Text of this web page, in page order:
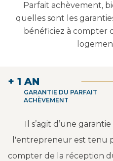
Parfait achèvement,
quelles sont les
bénéficiez à compter
+ 1 AN
GARANTIE DU PARFAIT
ACHÈVEMENT
Il s’agit d’une
l'entrepreneur est tenu
compter de la réception